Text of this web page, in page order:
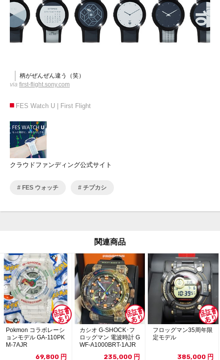
柄がぜんぜん違う（笑）
via first-flight.sony.com
FES Watch U | First Flight
クラウドファンディング公式サイト
FES ウォッチ チプカシ
関連商品
Pokmon コラボレーシ
ョンモデル GA-110PK
M-7AJR
69,800 円
カシオ G-SHOCK･フ
ロッグマン 電波時計 G
WF-A1000BRT-1AJR
235,000 円
フロッグマン35周年限
定モデル
385,000 円